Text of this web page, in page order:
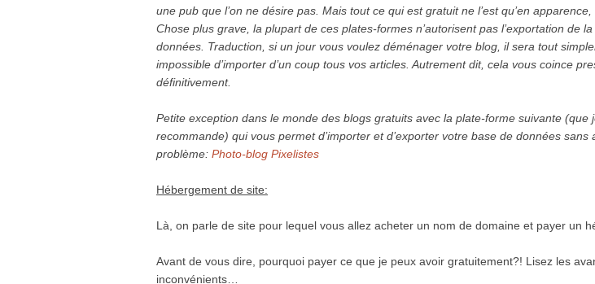
une pub que l’on ne désire pas. Mais tout ce qui est gratuit ne l’est qu’en apparence,
Chose plus grave, la plupart de ces plates-formes n’autorisent pas l’exportation de
données. Traduction, si un jour vous voulez déménager votre blog, il sera tout
impossible d’importer d’un coup tous vos articles. Autrement dit, cela vous coince
définitivement.
Petite exception dans le monde des blogs gratuits avec la plate-forme suivante (que
recommande) qui vous permet d’importer et d’exporter votre base de données sans
problème: Photo-blog Pixelistes
Hébergement de site:
Là, on parle de site pour lequel vous allez acheter un nom de domaine et payer un
Avant de vous dire, pourquoi payer ce que je peux avoir gratuitement?! Lisez les
inconvénients…